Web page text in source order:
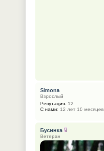
Simona
Взрослый
Репутация: 12
С нами: 12 лет 10 месяцев
Бусинка
Ветеран